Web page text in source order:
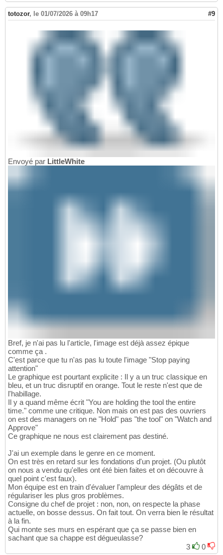
totozor, le 01/07/2026 à 09h17 #9
Envoyé par LittleWhite
Bref, je n'ai pas lu l'article, l'image est déjà assez épique
comme ça .
C'est parce que tu n'as pas lu toute l'image "Stop paying
attention"
Le graphique est pourtant explicite : Il y a un truc classique en
bleu, et un truc disruptif en orange. Tout le reste n'est que de
l'habillage.
Il y a quand même écrit "You are holding the tool the entire
time." comme une critique. Non mais on est pas des ouvriers
on est des managers on ne "Hold" pas "the tool" on "Watch and
Approve"
Ce graphique ne nous est clairement pas destiné.
J'ai un exemple dans le genre en ce moment.
On est très en retard sur les fondations d'un projet. (Ou plutôt
on nous a vendu qu'elles ont été bien faites et on découvre à
quel point c'est faux).
Mon équipe est en train d'évaluer l'ampleur des dégâts et de
régulariser les plus gros problèmes.
Consigne du chef de projet : non, non, on respecte la phase
actuelle, on bosse dessus. On fait tout. On verra bien le résultat
à la fin.
Qui monte ses murs en espérant que ça se passe bien en
sachant que sa chappe est dégueulasse?
3
0